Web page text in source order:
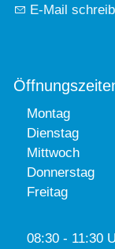
E-Mail
Montag
Dienstag
Mittwoch
Donnerstag
Freitag
08:30 - 11:30